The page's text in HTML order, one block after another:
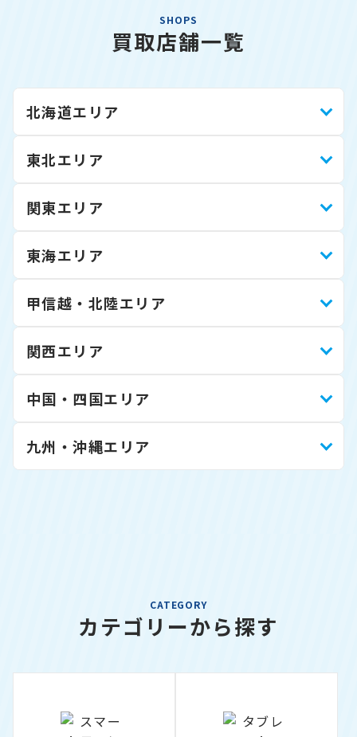
SHOPS
買取店舗一覧
北海道エリア
東北エリア
関東エリア
東海エリア
甲信越・北陸エリア
関西エリア
中国・四国エリア
九州・沖縄エリア
CATEGORY
カテゴリーから探す